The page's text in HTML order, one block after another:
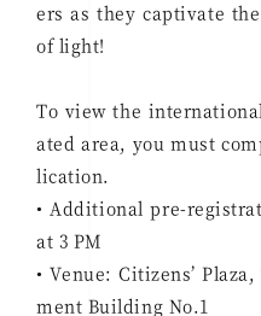
ers as they captivate
of light!
To view the
ated area, you must
lication.
• Additional pre-
at 3 PM
• Venue: Citizens’
ment Building No.1